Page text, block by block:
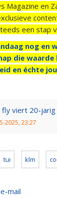
Magazine en
een stap
nog en
die
en échte
fly viert 20-jarig
2025, 23:27
tui klm
mail